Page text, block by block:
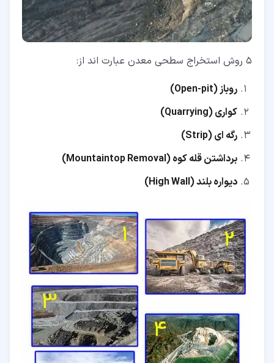
5 روش استخراج سطحی معدن عبارت اند از:
روباز (Open-pit)
کواری (Quarrying)
رگه ای (Strip)
برداشتن قله کوه (Mountaintop Removal)
دیواره بلند (High Wall)